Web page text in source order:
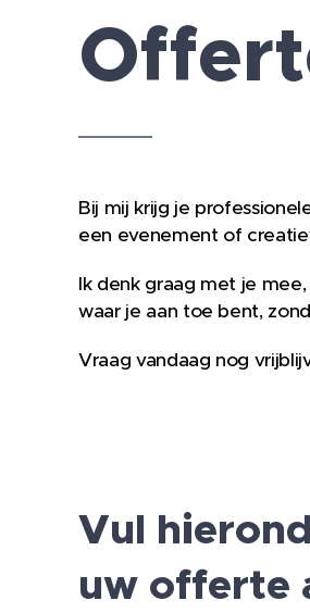
Bij mij krijg je
een evenement of
Ik denk graag met je
waar je aan toe bent,
Vraag vandaag nog
Vul
uw offerte